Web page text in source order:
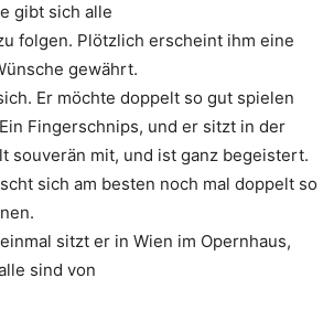
gibt sich alle
folgen. Plötzlich erscheint ihm eine
gewährt.
Er möchte doppelt so gut spielen
Fingerschnips, und er sitzt in der
souverän mit, und ist ganz begeistert.
sich am besten noch mal doppelt so
sitzt er in Wien im Opernhaus,
sind von